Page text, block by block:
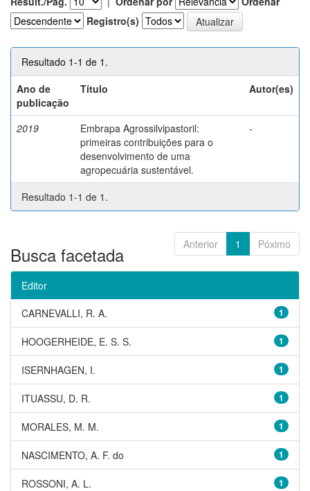
Registro(s)
Resultado 1-1 de 1.
Ano de
publicação
Título Autor(es)
2019
Embrapa Agrossilvipastoril:
primeiras contribuições para o
desenvolvimento de uma
agropecuária sustentável.
-
Resultado 1-1 de 1.
Anterior 1 Póximo
Busca facetada
Editor
1
CARNEVALLI, R. A.
1
HOOGERHEIDE, E. S. S.
1
ISERNHAGEN, I.
1
ITUASSU, D. R.
1
MORALES, M. M.
1
NASCIMENTO, A. F. do
1
ROSSONI, A. L.